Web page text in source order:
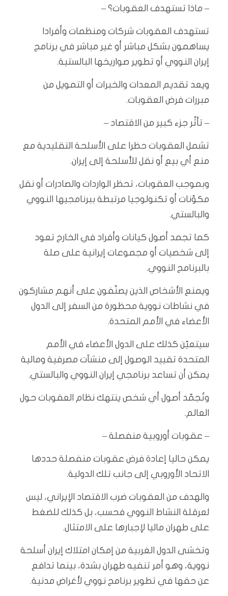
– ماذا تستهدف العقوبات؟ –
تستهدف العقوبات شركات ومنظمات وأفرادا
يساهمون بشكل مباشر أو غير مباشر في برنامج
إيران النووي أو تطوير صواريخها البالستية.
ويعد تقديم المعدات والخبرات أو التمويل من
مبررات فرض العقوبات.
– تأثّر جزء كبير من الاقتصاد –
تشمل العقوبات حظرا على الأسلحة التقليدية مع
منع أي بيع أو نقل للأسلحة إلى إيران.
وبموجب العقوبات، تحظر الواردات والصادرات أو نقل
مكوّنات أو تكنولوجيا مرتبطة ببرنامجيها النووي
والبالستي.
كما تجمد أصول كيانات وأفراد في الخارج تعود
إلى شخصيات أو مجموعات إيرانية على صلة
بالبرنامج النووي.
ويمنع الأشخاص الذين يصنّفون على أنهم مشاركون
في نشاطات نووية محظورة من السفر إلى الدول
الأعضاء في الأمم المتحدة.
سيتعيّن كذلك على الدول الأعضاء في الأمم
المتحدة تقييد الوصول إلى منشآت مصرفية ومالية
يمكن أن تساعد برنامجي إيران النووي والبالستي.
وتُجمّد أصول أي شخص ينتهك نظام العقوبات حول
العالم.
– عقوبات أوروبية منفصلة –
يمكن حاليا إعادة فرض عقوبات منفصلة حددها
الاتحاد الأوروبي إلى جانب تلك الدولية.
والهدف من العقوبات ضرب الاقتصاد الإيراني، ليس
لعرقلة النشاط النووي فحسب، بل كذلك للضغط
على طهران ماليا لإجبارها على الامتثال.
وتخشى الدول الغربية من إمكان امتلاك إيران أسلحة
نووية، وهو أمر تنفيه طهران بشدة، بينما تدافع
عن حقها في تطوير برنامج نووي لأغراض مدنية.